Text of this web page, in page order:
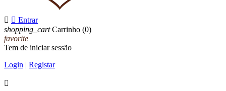
  Entrar
shopping_cart Carrinho (0)
favorite
Tem de iniciar sessão
Login | Registar
